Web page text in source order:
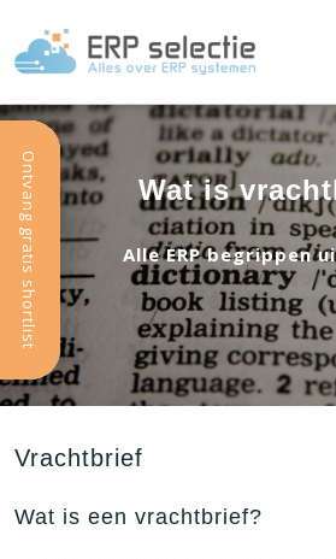
Ontvang gratis shortlist Wat is
Alle ERP begrippen
Vrachtbrief
Wat is een vrachtbrief?